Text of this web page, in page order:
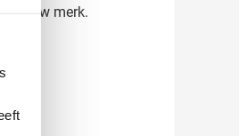
jouw merk.